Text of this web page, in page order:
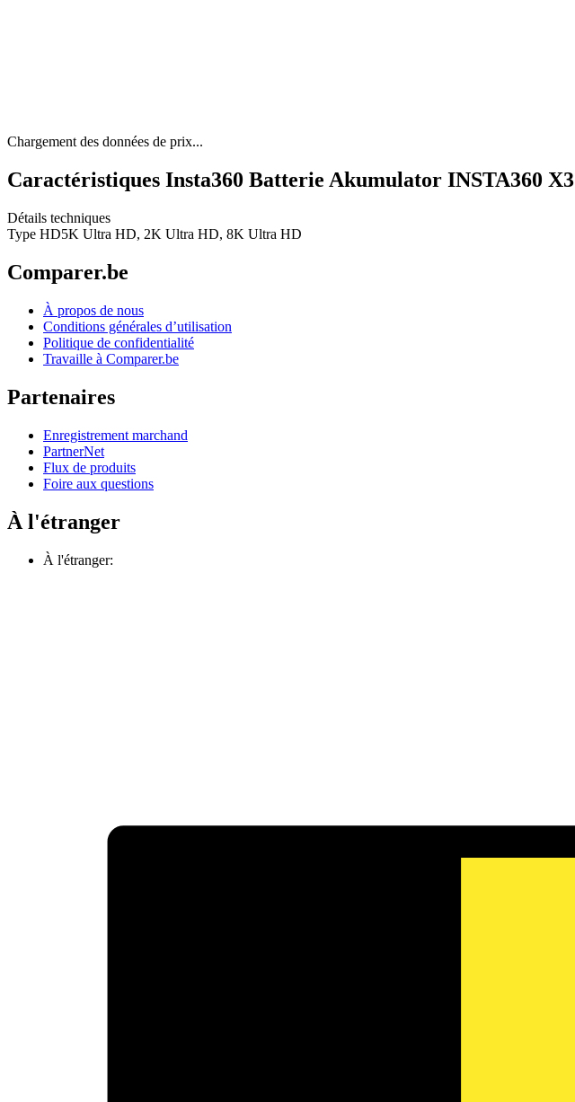
Chargement des données de prix...
Caractéristiques Insta360 Batterie Akumulator INSTA360 X3
Détails techniques
Type HD5K Ultra HD, 2K Ultra HD, 8K Ultra HD
Comparer.be
À propos de nous
Conditions générales d’utilisation
Politique de confidentialité
Travaille à Comparer.be
Partenaires
Enregistrement marchand
PartnerNet
Flux de produits
Foire aux questions
À l'étranger
À l'étranger: